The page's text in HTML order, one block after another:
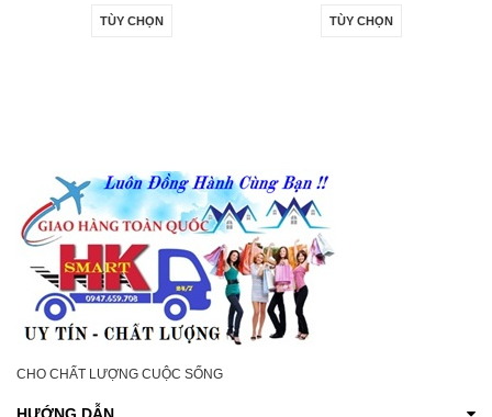
TÙY CHỌN MUA HÀNG
CHO CHẤT LƯỢNG CUỘC SỐNG
HƯỚNG DẪN